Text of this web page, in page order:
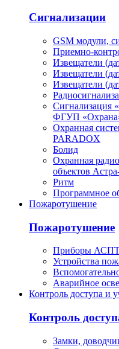
Сигнализации
GSM модули,
Приемно-
Извещатели
Извещатели
Извещатели
Сигнализация
ФГУП
Охранная
PARADOX
Болид
Охранная
объектов
Ритм
Программное
Пожаротушение
Пожаротушение
Приборы
Устройства
Аварийное
Контроль доступа и
Контроль
Замки,